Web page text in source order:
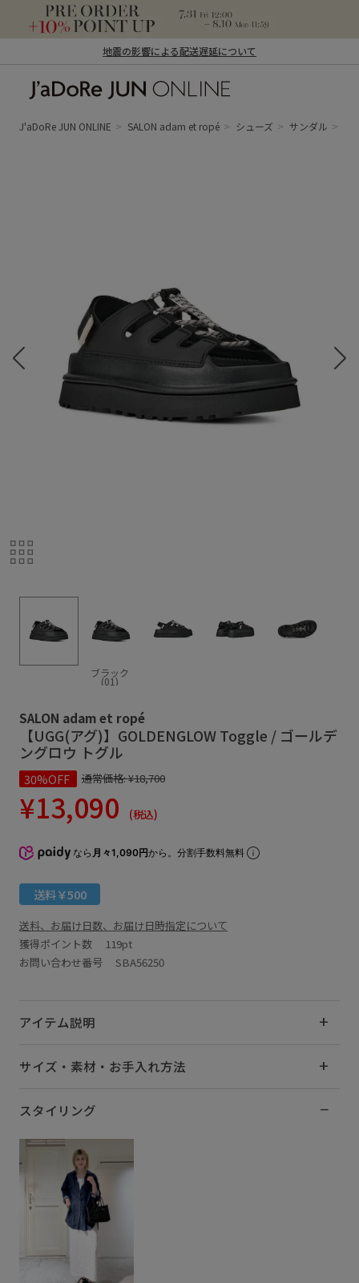
地震の影響による配送遅延について
ン オンライン）
J'aDoRe JUN ONLINE SALON adam et ropé シューズ サンダル
ブラック
(01)
SALON adam et ropé
【UGG(アグ)】GOLDENGLOW Toggle / ゴールデ
ングロウ トグル
30%OFF 通常価格:¥18,700
¥13,090 (税込)
なら 月々1,090円から。分割手数料無料
送料￥500
送料、お届け日数、お届け日時指定について
獲得ポイント数 119pt
お問い合わせ番号 SBA56250
アイテム説明
サイズ・素材・お手入れ方法
スタイリング